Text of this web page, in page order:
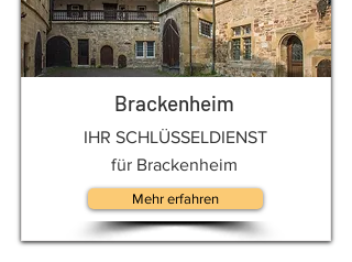
Brackenheim
IHR SCHLÜSSELDIENST
für Brackenheim
Mehr erfahren